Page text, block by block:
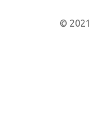
© 2021